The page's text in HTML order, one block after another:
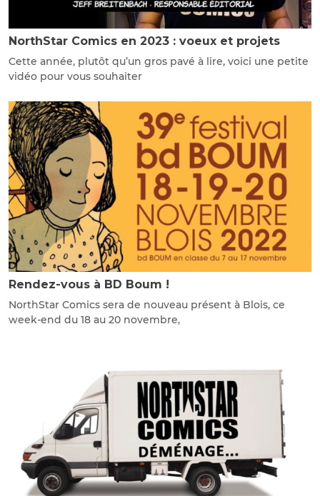
NorthStar Comics en 2023 : voeux et projets
Cette année, plutôt qu’un gros pavé à lire, voici une petite
vidéo pour vous souhaiter
Rendez-vous à BD Boum !
NorthStar Comics sera de nouveau présent à Blois, ce
week-end du 18 au 20 novembre,